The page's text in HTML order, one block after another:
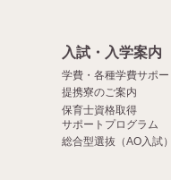
入試・入学案内
学費・各種学費サポー
提携寮のご案内
保育士資格取得
サポートプログラム
総合型選抜（AO入試）